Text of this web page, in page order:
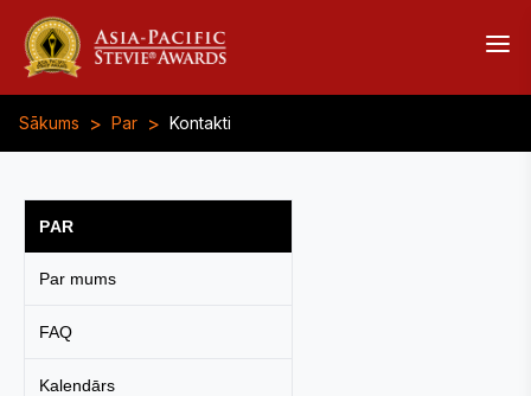
Sākums > Par > Kontakti
PAR
Par mums
FAQ
Kalendārs